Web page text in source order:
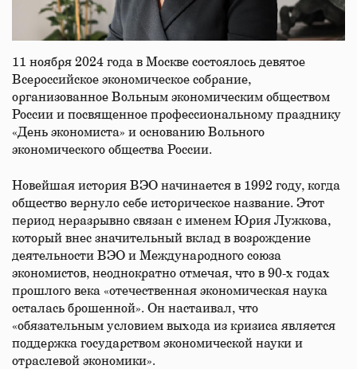
11 ноября 2024 года в Москве состоялось девятое
Всероссийское экономическое собрание,
организованное Вольным экономическим обществом
России и посвященное профессиональному празднику
«День экономиста» и основанию Вольного
экономического общества России.
Новейшая история ВЭО начинается в 1992 году, когда
общество вернуло себе историческое название. Этот
период неразрывно связан с именем Юрия Лужкова,
который внес значительный вклад в возрождение
деятельности ВЭО и Международного союза
экономистов, неоднократно отмечая, что в 90-х годах
прошлого века «отечественная экономическая наука
осталась брошенной». Он настаивал, что
«обязательным условием выхода из кризиса является
поддержка государством экономической науки и
отраслевой экономики».